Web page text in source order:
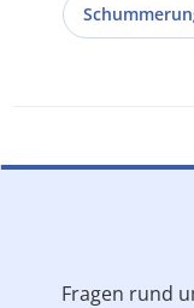
Fragen rund